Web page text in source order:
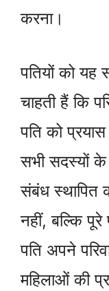
करना।
पतियों को यह
चाहती हैं कि
पति को
सभी सदस्यों
संबंध स्थापित
नहीं, बल्कि पूरे
पति अपने
महिलाओं की